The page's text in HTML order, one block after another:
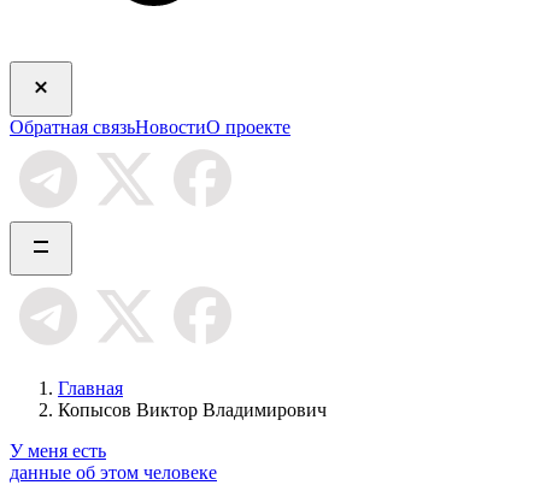
Обратная связьНовостиО проекте
Главная
Копысов Виктор Владимирович
У меня есть
данные об этом человеке